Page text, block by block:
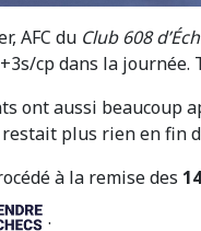
AFC du Club 608
cp dans la
ont aussi beaucoup
plus rien en fin
à la remise des
.